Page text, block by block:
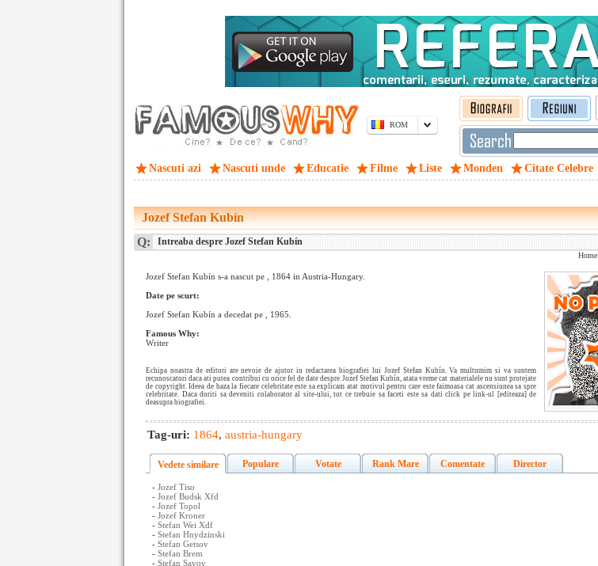
ROM
Nascuti azi Nascuti unde Educatie Filme Liste Monden Citate Celebre
Jozef Stefan Kubín
Q: Intreaba despre Jozef Stefan Kubín
Home
Jozef Stefan Kubín s-a nascut pe , 1864 in Austria-Hungary.
Date pe scurt:
Jozef Stefan Kubín a decedat pe , 1965.
Famous Why:
Writer
Echipa noastra de editori are nevoie de ajutor in redactarea biografiei lui Jozef Stefan Kubín. Va multumim si va suntem
recunoscatori daca ati putea contribui cu orice fel de date despre Jozef Stefan Kubín, atata vreme cat materialele nu sunt protejate
de copyright. Ideea de baza la fiecare celebritate este sa explicam atat motivul pentru care este faimoasa cat ascensiunea sa spre
celebritate. Daca doriti sa deveniti colaborator al site-ului, tot ce trebuie sa faceti este sa dati click pe link-ul [editeaza] de
deasupra biografiei.
Tag-uri: 1864, austria-hungary
Vedete similare Populare Votate Rank Mare Comentate Director
- Jozef Tiso
- Jozef Budsk Xfd
- Jozef Topol
- Jozef Kroner
- Stefan Wei Xdf
- Stefan Hnydzinski
- Stefan Getsov
- Stefan Brem
- Stefan Savov